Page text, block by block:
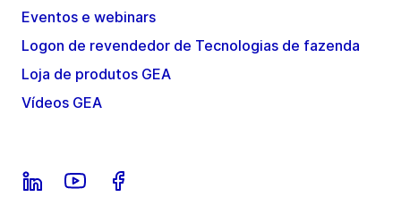
Eventos e webinars
Logon de revendedor de Tecnologias de fazenda
Loja de produtos GEA
Vídeos GEA